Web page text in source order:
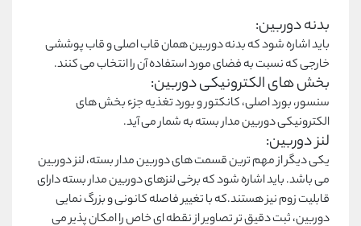
بدنه دوربین:
باید اشاره شود که بدنه دوربین همان قاب اصلی و قاب پوششی
خارجی که نسبت به فضای مورد استفاده آن را انتخاب می ‌کنند.
بخش ‌های الکترونیکی دوربین:
سنسور، بورد اصلی، کانکتور و بورد تغذیه جزء بخش های
الکترونیکی دوربین مدار بسته به شمار می آید.
لنز دوربین:
یکی دیگر از مهم ترین قسمت های دوربین مدار بسته، لنز دوربین
می باشد. باید اشاره شود که برخی لنزهای دوربین مدار بسته دارای
قابلیت زوم نیز هستند.که با تغییر فاصله کانونی و بزرگ نمایی
دوربین، ثبت دقیق تر تصاویر از نقطه ای خاص را امکان پذیر می